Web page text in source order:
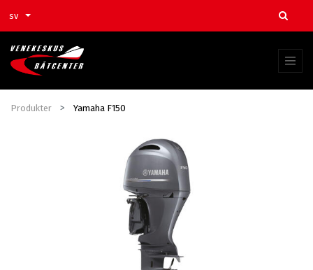
sv
Produkter Yamaha F150